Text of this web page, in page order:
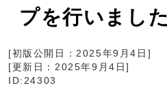
プを行いました
[初版公開日：2025年9月4日 ]
[更新日： 2025年9月4日]
ID:24303